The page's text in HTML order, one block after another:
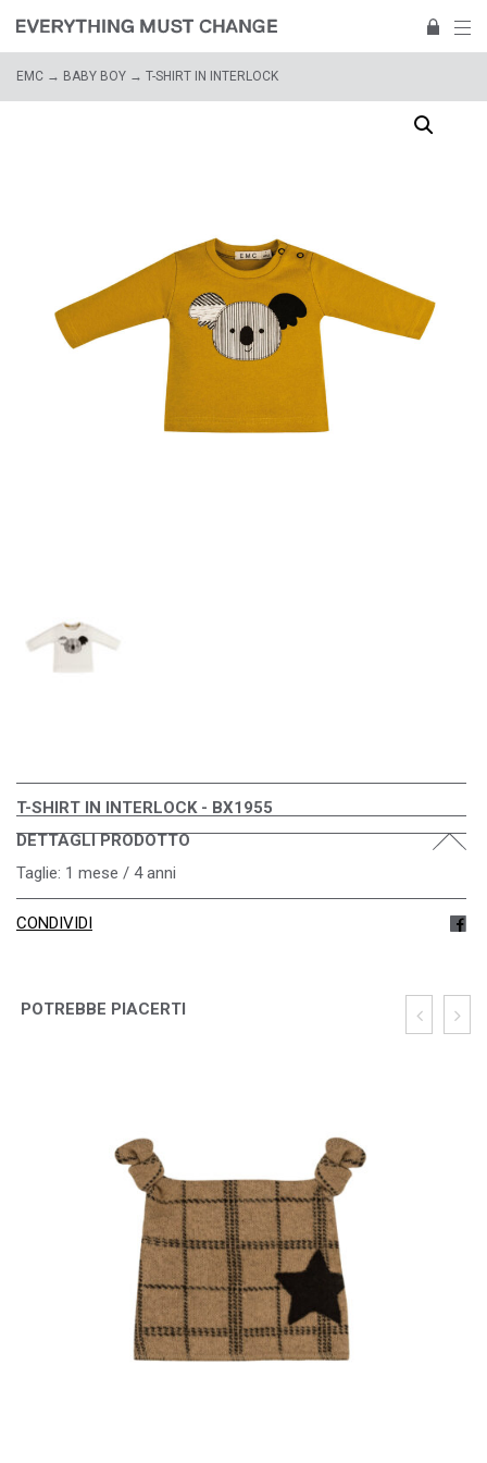
EMC → BABY BOY → T-SHIRT IN INTERLOCK
T-SHIRT IN INTERLOCK - BX1955
DETTAGLI PRODOTTO
Taglie: 1 mese / 4 anni
CONDIVIDI
POTREBBE PIACERTI